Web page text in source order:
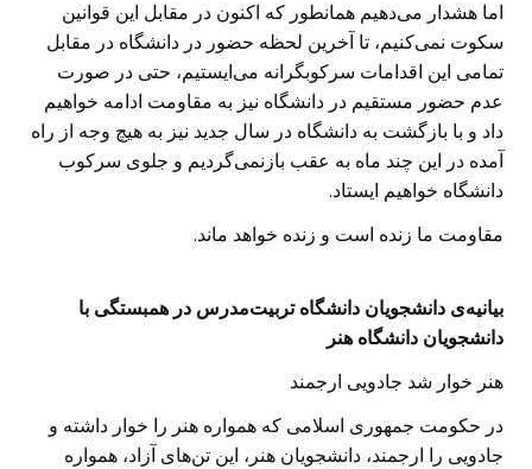
اما هشدار می‌دهیم همانطور که اکنون در مقابل این قوانین
سکوت نمی‌کنیم، تا آخرین لحظه حضور در دانشگاه در مقابل
تمامی این اقدامات سرکوبگرانه می‌‌ایستیم، حتی در صورت
عدم حضور مستقیم در دانشگاه نیز به مقاومت ادامه خواهیم
داد و با بازگشت به دانشگاه در سال جدید نیز به هیچ وجه از راه
آمده در این چند ماه به عقب بازنمی‌گردیم و جلوی سرکوب
دانشگاه خواهیم ایستاد.
مقاومت ما زنده است و زنده خواهد ماند.
بیانیه‌ی دانشجویان دانشگاه تربیت‌مدرس در همبستگی با
دانشجویان دانشگاه هنر
هنر خوار شد جادویی ارجمند
در حکومت جمهوری اسلامی که همواره هنر را خوار داشته و
جادویی را ارجمند، دانشجویان هنر، این تن‌های آزاد، همواره